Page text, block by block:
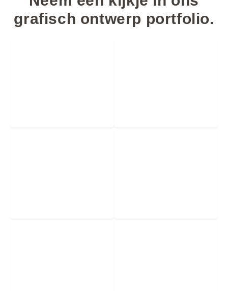
grafisch ontwerp portfolio.